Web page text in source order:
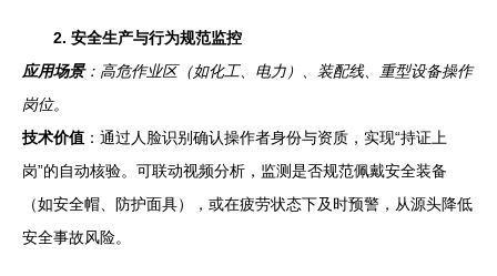
2. 安全生产与行为规范监控
应用场景：高危作业区（如化工、电力）、装配线、重型设备操作
岗位。
技术价值 ：通过人脸识别确认操作者身份与资质，实现“持证上
岗”的自动核验。可联动视频分析，监测是否规范佩戴安全装备
（如安全帽、防护面具），或在疲劳状态下及时预警，从源头降低
安全事故风险。